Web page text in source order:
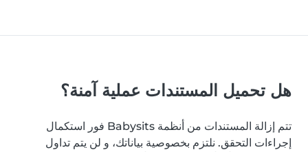
هل تحميل المستندات عملية آمنة؟
تتم إزالة المستندات من أنظمة Babysits فور استكمال
إجراءات التحقق. نلتزم بخصوصية بياناتك، و لن يتم تداول